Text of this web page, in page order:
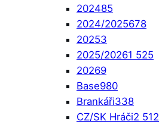
202485
2024/2025678
20253
2025/20261 525
20269
Base980
Brankáři338
CZ/SK Hráči2 512